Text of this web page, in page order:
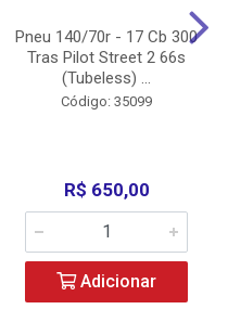
Pneu 140/70r - 17 Cb 300
Tras Pilot Street 2 66s
(Tubeless) ...
Código: 35099
R$ 650,00
Adicionar